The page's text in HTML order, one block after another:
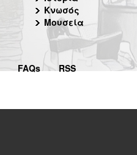
Κνωσός
Μουσεία
FAQs RSS